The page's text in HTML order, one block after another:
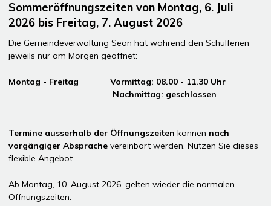
Sommeröffnungszeiten von Montag, 6. Juli
2026 bis Freitag, 7. August 2026
Die Gemeindeverwaltung Seon hat während den Schulferien
jeweils nur am Morgen geöffnet:
Montag - Freitag Vormittag: 08.00 - 11.30 Uhr
Nachmittag: geschlossen
Termine ausserhalb der Öffnungszeiten können nach
vorgängiger Absprache vereinbart werden. Nutzen Sie dieses
flexible Angebot.
Ab Montag, 10. August 2026, gelten wieder die normalen
Öffnungszeiten.